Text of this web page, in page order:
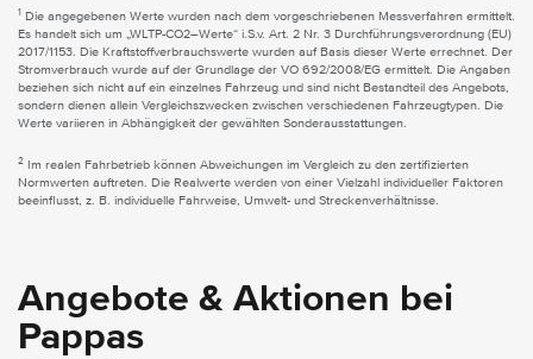
1
Die angegebenen Werte wurden nach dem vorgeschriebenen Messverfahren ermittelt.
Es handelt sich um „WLTP-CO2–Werte“ i.S.v. Art. 2 Nr. 3 Durchführungsverordnung (EU)
2017/1153. Die Kraftstoffverbrauchswerte wurden auf Basis dieser Werte errechnet. Der
Stromverbrauch wurde auf der Grundlage der VO 692/2008/EG ermittelt. Die Angaben
beziehen sich nicht auf ein einzelnes Fahrzeug und sind nicht Bestandteil des Angebots,
sondern dienen allein Vergleichszwecken zwischen verschiedenen Fahrzeugtypen. Die
Werte variieren in Abhängigkeit der gewählten Sonderausstattungen.
2
Im realen Fahrbetrieb können Abweichungen im Vergleich zu den zertifizierten
Normwerten auftreten. Die Realwerte werden von einer Vielzahl individueller Faktoren
beeinflusst, z. B. individuelle Fahrweise, Umwelt- und Streckenverhältnisse.
Angebote & Aktionen bei
Pappas